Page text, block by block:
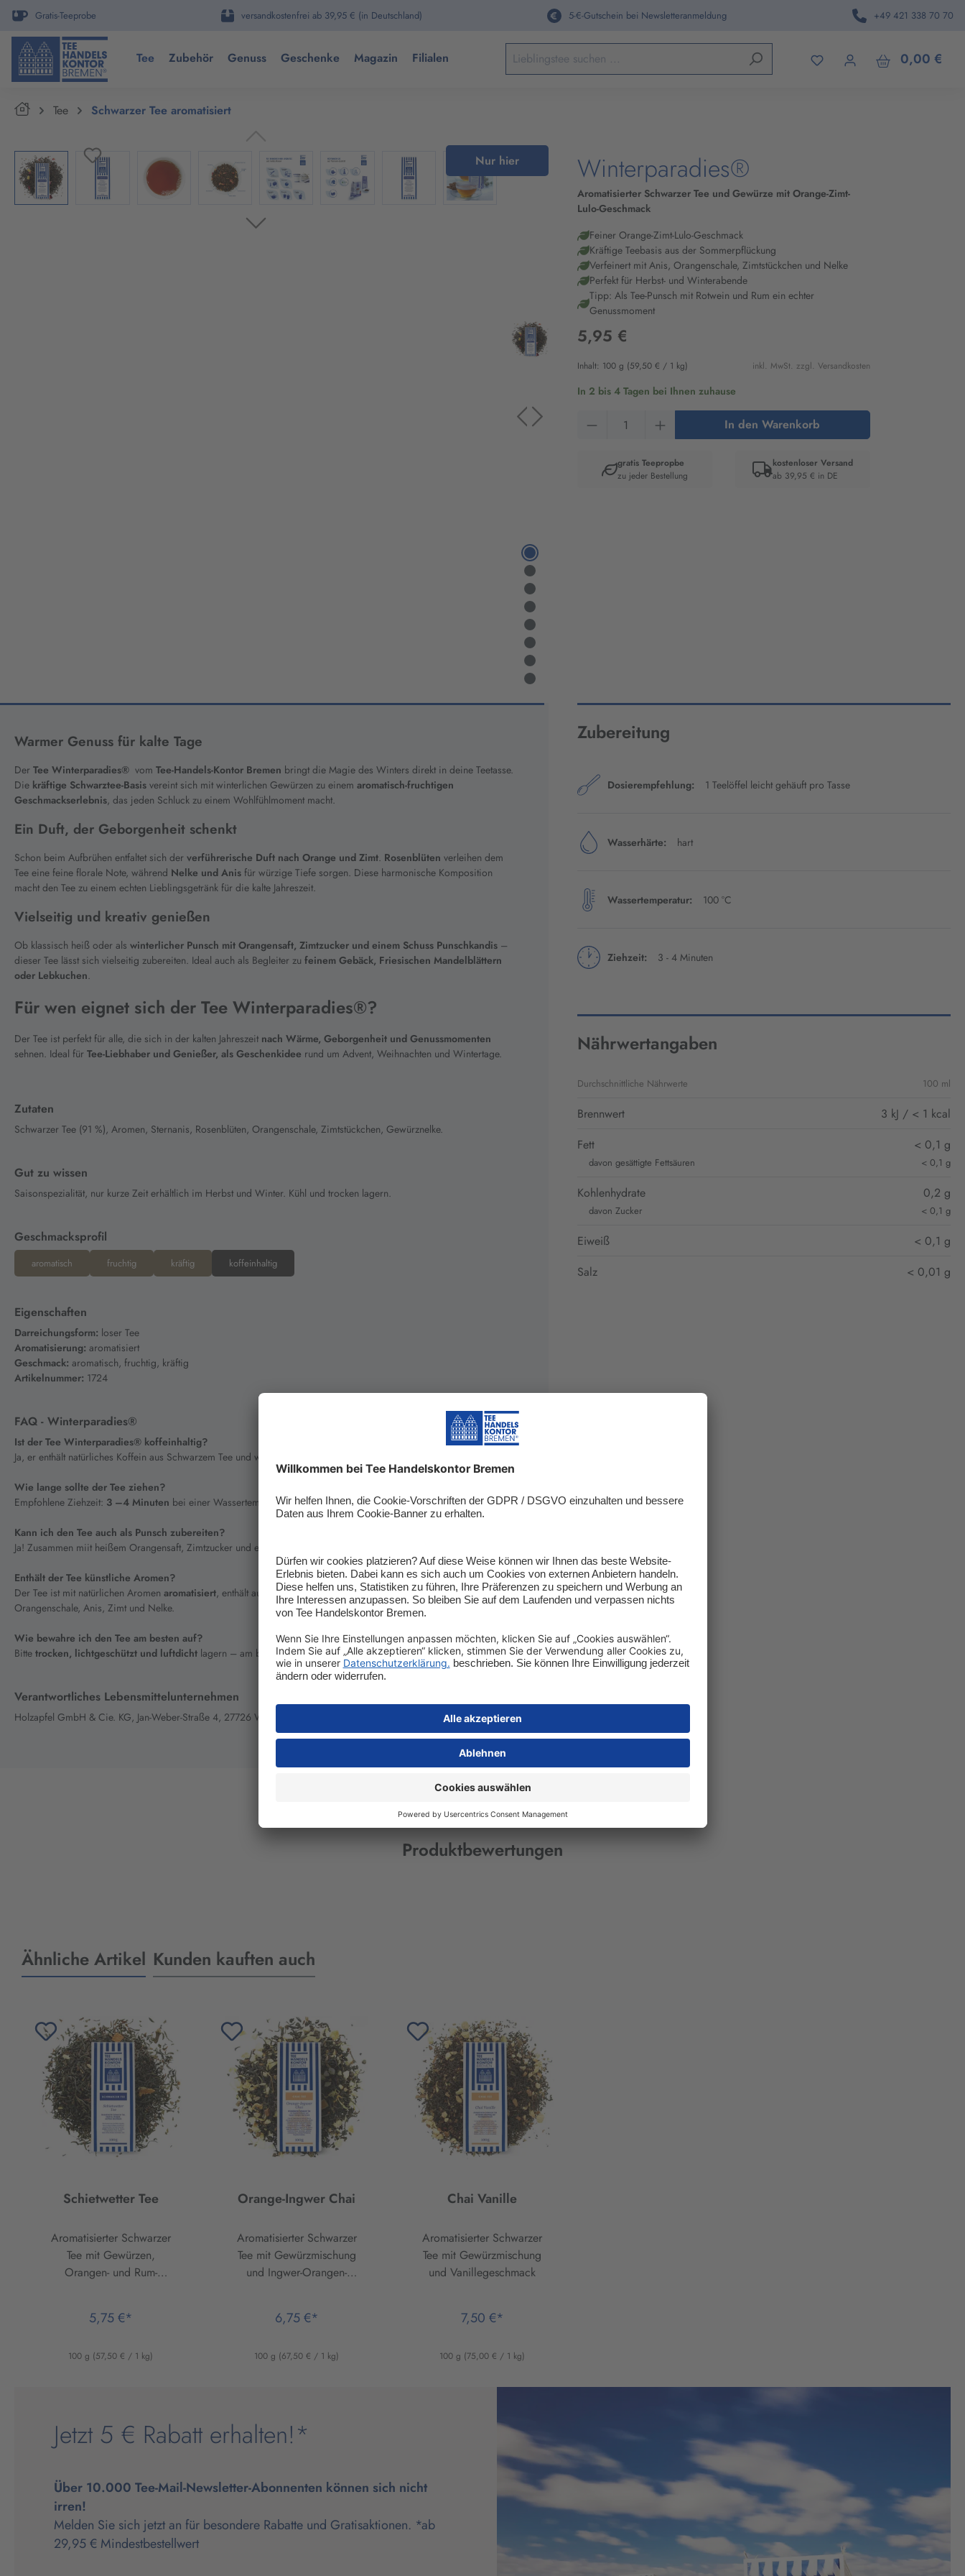
Zur Hauptnavigation springen
Gratis-Teeprobe versandkostenfrei ab 39,95 € (in Deutschland) 5-€-Gutschein bei Newsletteranmeldung +49 421 338 70 70
Tee Zubehör Genuss Geschenke Magazin Filialen Keine Suchergebnisse gefunden. 0,00 €
HomeTee Schwarzer Tee aromatisiert
Nur hier
Bildergalerie überspringen Winterparadies®
Aromatisierter Schwarzer Tee und Gewürze mit Orange-Zimt-
Lulo-Geschmack
Feiner Orange-Zimt-Lulo-Geschmack
Kräftige Teebasis aus der Sommerpflückung
Verfeinert mit Anis, Orangenschale, Zimtstückchen und Nelke
Perfekt für Herbst- und Winterabende
Tipp: Als Tee-Punsch mit Rotwein und Rum ein echter
Genussmoment
5,95 €
Inhalt: 100 g (59,50 € / 1 kg) inkl. MwSt. zzgl. Versandkosten
In 2 bis 4 Tagen bei Ihnen zuhause
Produkt Anzahl: Gib den gewünschten Wert ein
In den Warenkorb
gratis Teepropbe
zu jeder Bestellung
kostenloser Versand
ab 39,95 € in DE
Warmer Genuss für kalte Tage
Der Tee Winterparadies® vom Tee-Handels-Kontor Bremen bringt die Magie des Winters direkt in deine Teetasse.
Die kräftige Schwarztee-Basis vereint sich mit winterlichen Gewürzen zu einem aromatisch-fruchtigen
Geschmackserlebnis, das jeden Schluck zu einem Wohlfühlmoment macht.
Ein Duft, der Geborgenheit schenkt
Schon beim Aufbrühen entfaltet sich der verführerische Duft nach Orange und Zimt. Rosenblüten verleihen dem
Tee eine feine florale Note, während Nelke und Anis für würzige Tiefe sorgen. Diese harmonische Komposition
macht den Tee zu einem echten Lieblingsgetränk für die kalte Jahreszeit.
Vielseitig und kreativ genießen
Ob klassisch heiß oder als winterlicher Punsch mit Orangensaft, Zimtzucker und einem Schuss Punschkandis –
dieser Tee lässt sich vielseitig zubereiten. Ideal auch als Begleiter zu feinem Gebäck, Friesischen Mandelblättern
oder Lebkuchen.
Für wen eignet sich der Tee Winterparadies®?
Der Tee ist perfekt für alle, die sich in der kalten Jahreszeit nach Wärme, Geborgenheit und Genussmomenten
sehnen. Ideal für Tee-Liebhaber und Genießer, als Geschenkidee rund um Advent, Weihnachten und Wintertage.
Zutaten
Schwarzer Tee (91 %), Aromen, Sternanis, Rosenblüten, Orangenschale, Zimtstückchen, Gewürznelke.
Gut zu wissen
Saisonspezialität, nur kurze Zeit erhältlich im Herbst und Winter. Kühl und trocken lagern.
Geschmacksprofil
aromatisch fruchtig kräftig koffeinhaltig
Eigenschaften
Darreichungsform: loser Tee
Aromatisierung: aromatisiert
Geschmack: aromatisch, fruchtig, kräftig
Artikelnummer: 1724
FAQ - Winterparadies®
Ist der Tee Winterparadies® koffeinhaltig?
Ja, er enthält natürliches Koffein aus Schwarzem Tee und wirkt dadurch leicht belebend.
Wie lange sollte der Tee ziehen?
Empfohlene Ziehzeit: 3 –4 Minuten bei einer Wassertemperatur von100 °C.
Kann ich den Tee auch als Punsch zubereiten?
Ja! Zusammen miit heißem Orangensaft, Zimtzucker und einem Schuss Rum entsteht ein
Enthält der Tee künstliche Aromen?
Der Tee ist mit natürlichen Aromen aromatisiert, enthält außerdemhochwertige natürliche Zutatenwie
Orangenschale, Anis, Zimt und Nelke.
Wie bewahre ich den Tee am besten auf?
Bitte trocken, lichtgeschützt und luftdicht lagern – am besten in einer Teedose.
Verantwortliches Lebensmittelunternehmen
Holzapfel GmbH & Cie. KG, Jan-Weber-Straße 4, 27726 Worpswede bei Bremen
Zubereitung
Dosierempfehlung: 1 Teelöffel leicht gehäuft pro Tasse
Wasserhärte: hart
Wassertemperatur: 100 °C
Ziehzeit: 3 - 4 Minuten
Nährwertangaben
Durchschnittliche Nährwerte 100 ml
Brennwert
3 kJ / < 1 kcal
Fett
< 0,1 g
davon gesättigte Fettsäuren < 0,1 g
Kohlenhydrate 0,2 g
davon Zucker < 0,1 g
Eiweiß
< 0,1 g
Salz
< 0,01 g
Produktbewertungen
Ähnliche Artikel Kunden kauften auch
Schietwetter Tee
Aromatisierter Schwarzer
Tee mit Gewürzen,
Orangen- und Rum-
5,75 €*
100 g (57,50 € / 1 kg)
Orange-Ingwer Chai
Aromatisierter Schwarzer
Tee mit Gewürzmischung
und Ingwer-Orangen-
6,75 €*
100 g (67,50 € / 1 kg)
Chai Vanille
Aromatisierter Schwarzer
Tee mit Gewürzmischung
und Vanillegeschmack
7,50 €*
100 g (75,00 € / 1 kg)
Jetzt 5 € Rabatt erhalten!*
Über 10.000 Tee-Mail-Newsletter-Abonnenten können sich nicht
irren!
Melden Sie sich jetzt an für besondere Rabatte und Gratisaktionen. *ab
29,95 € Mindestbestellwert